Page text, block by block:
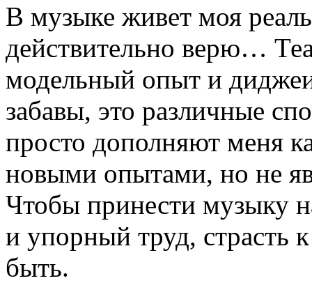
В музыке живет моя
действительно верю…
модельный опыт и
забавы, это различные
просто дополняют меня
новыми опытами, но не
Чтобы принести музыку
и упорный труд, страсть
быть.